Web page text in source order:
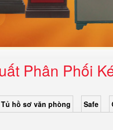
Phân Phối
Tủ hồ sơ văn phòng Safe